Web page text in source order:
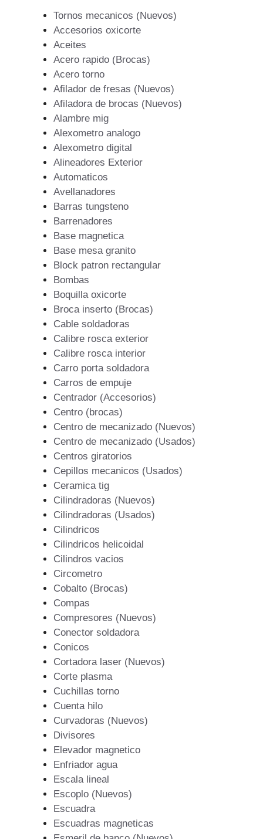
Tornos mecanicos (Nuevos)
Accesorios oxicorte
Aceites
Acero rapido (Brocas)
Acero torno
Afilador de fresas (Nuevos)
Afiladora de brocas (Nuevos)
Alambre mig
Alexometro analogo
Alexometro digital
Alineadores Exterior
Automaticos
Avellanadores
Barras tungsteno
Barrenadores
Base magnetica
Base mesa granito
Block patron rectangular
Bombas
Boquilla oxicorte
Broca inserto (Brocas)
Cable soldadoras
Calibre rosca exterior
Calibre rosca interior
Carro porta soldadora
Carros de empuje
Centrador (Accesorios)
Centro (brocas)
Centro de mecanizado (Nuevos)
Centro de mecanizado (Usados)
Centros giratorios
Cepillos mecanicos (Usados)
Ceramica tig
Cilindradoras (Nuevos)
Cilindradoras (Usados)
Cilindricos
Cilindricos helicoidal
Cilindros vacios
Circometro
Cobalto (Brocas)
Compas
Compresores (Nuevos)
Conector soldadora
Conicos
Cortadora laser (Nuevos)
Corte plasma
Cuchillas torno
Cuenta hilo
Curvadoras (Nuevos)
Divisores
Elevador magnetico
Enfriador agua
Escala lineal
Escoplo (Nuevos)
Escuadra
Escuadras magneticas